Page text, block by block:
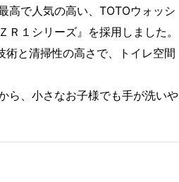
高で人気の高い、TOTOウォッシ
Ｒ１シリーズ』を採用しました。
術と清掃性の高さで、トイレ空間
ら、小さなお子様でも手が洗いや